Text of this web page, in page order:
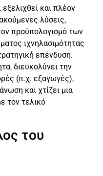
και πλέον
λύσεις,
προϋπολογισμό των
ιχνηλασιμότητας
επένδυση.
διευκολύνει την
(π.χ. εξαγωγές),
και χτίζει μια
τον τελικό
του